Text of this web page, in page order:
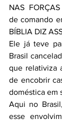
NAS
de comando
BÍBLIA DIZ
Ele já teve
Brasil
que relativiza
de encobrir
doméstica em
Aqui no
esse